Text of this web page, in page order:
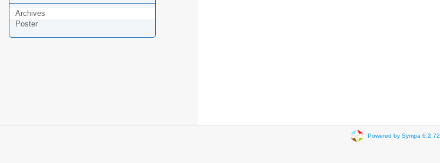
Archives
Poster
Powered by Sympa 6.2.72